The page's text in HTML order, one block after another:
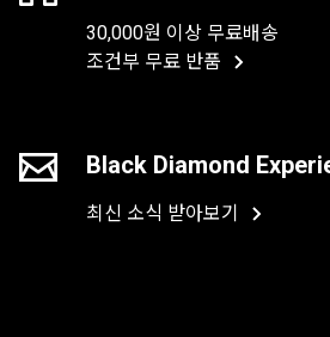
30,000원 이상 무료배송
조건부 무료 반품
Black Diamond
최신 소식 받아보기